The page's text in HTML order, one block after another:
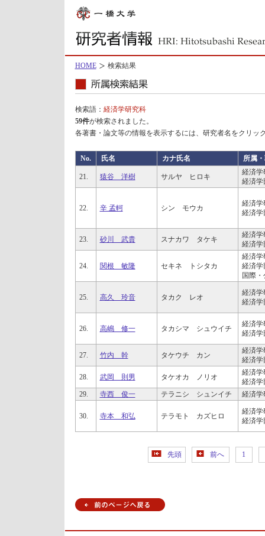
HOME 検索結果
検索語： 経済学研究科
59件が検索されました。
各著書・論文等の情報を表示するには、研究者名をクリッ
No. 氏名 カナ氏名 所属
21. 猿谷 洋樹 サルヤ ヒロキ
経済学
経済学
22. 辛 孟軻 シン モウカ
経済学
経済学
23. 砂川 武貴 スナカワ タケキ
経済学
経済学
24. 関根 敏隆 セキネ トシタカ
経済学
経済学
国際
25. 高久 玲音 タカク レオ
経済学
経済学
26. 高嶋 修一 タカシマ シュウイチ
経済学
経済学
27. 竹内 幹 タケウチ カン
経済学
経済学
28. 武岡 則男 タケオカ ノリオ
経済学
経済学
29.
寺西 俊一 テラニシ シュンイチ 経済学
30. 寺本 和弘 テラモト カズヒロ
経済学
経済学
先頭 前へ 1